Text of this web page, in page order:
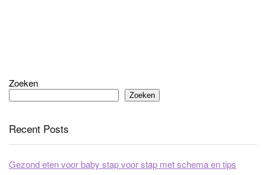
Zoeken
Zoeken
Recent Posts
Gezond eten voor baby stap voor stap met schema en tips